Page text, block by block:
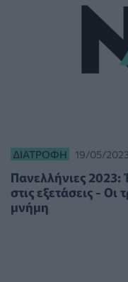
ΔΙΑΤΡΟΦΉ 19/05/
Πανελλήνιες 2023:
στις εξετάσεις - Οι
μνήμη